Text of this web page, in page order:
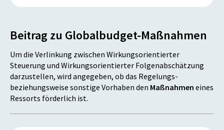
Beitrag zu Globalbudget-Maßnahmen
Um die Verlinkung zwischen Wirkungsorientierter
Steuerung und Wirkungsorientierter Folgenabschätzung
darzustellen, wird angegeben, ob das Regelungs-
beziehungsweise sonstige Vorhaben den Maßnahmen eines
Ressorts förderlich ist.